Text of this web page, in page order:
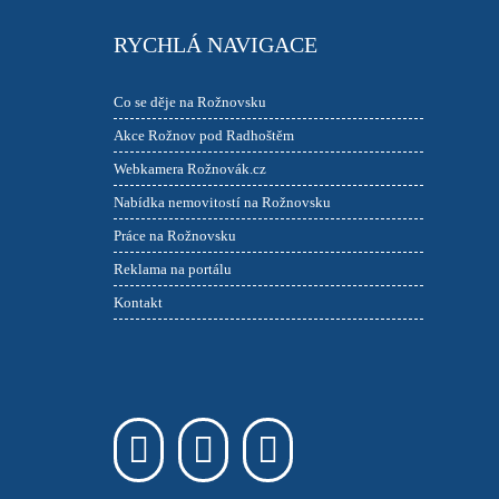
RYCHLÁ NAVIGACE
Co se děje na Rožnovsku
Akce Rožnov pod Radhoštěm
Webkamera Rožnovák.cz
Nabídka nemovitostí na Rožnovsku
Práce na Rožnovsku
Reklama na portálu
Kontakt